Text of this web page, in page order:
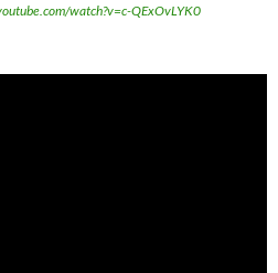
watch?v=c-QExOvLYK0